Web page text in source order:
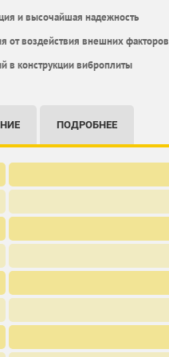
и высочайшая надежность
от воздействия внешних факторов
в конструкции виброплиты
ПОДРОБНЕЕ